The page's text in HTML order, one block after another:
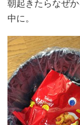
朝起きたらなぜ
中に。